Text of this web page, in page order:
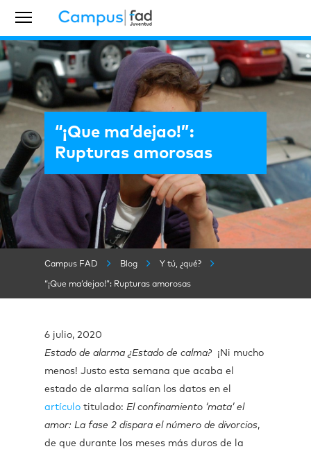
“¡Que ma’dejao!”:
Rupturas amorosas
Campus FAD Blog Y tú, ¿qué?
“¡Que ma’dejao!”: Rupturas amorosas
6 julio, 2020
Estado de alarma ¿Estado de calma? ¡Ni mucho
menos! Justo esta semana que acaba el
estado de alarma salían los datos en el
artículo titulado: El confinamiento ‘mata’ el
amor: La fase 2 dispara el número de divorcios,
de que durante los meses más duros de la